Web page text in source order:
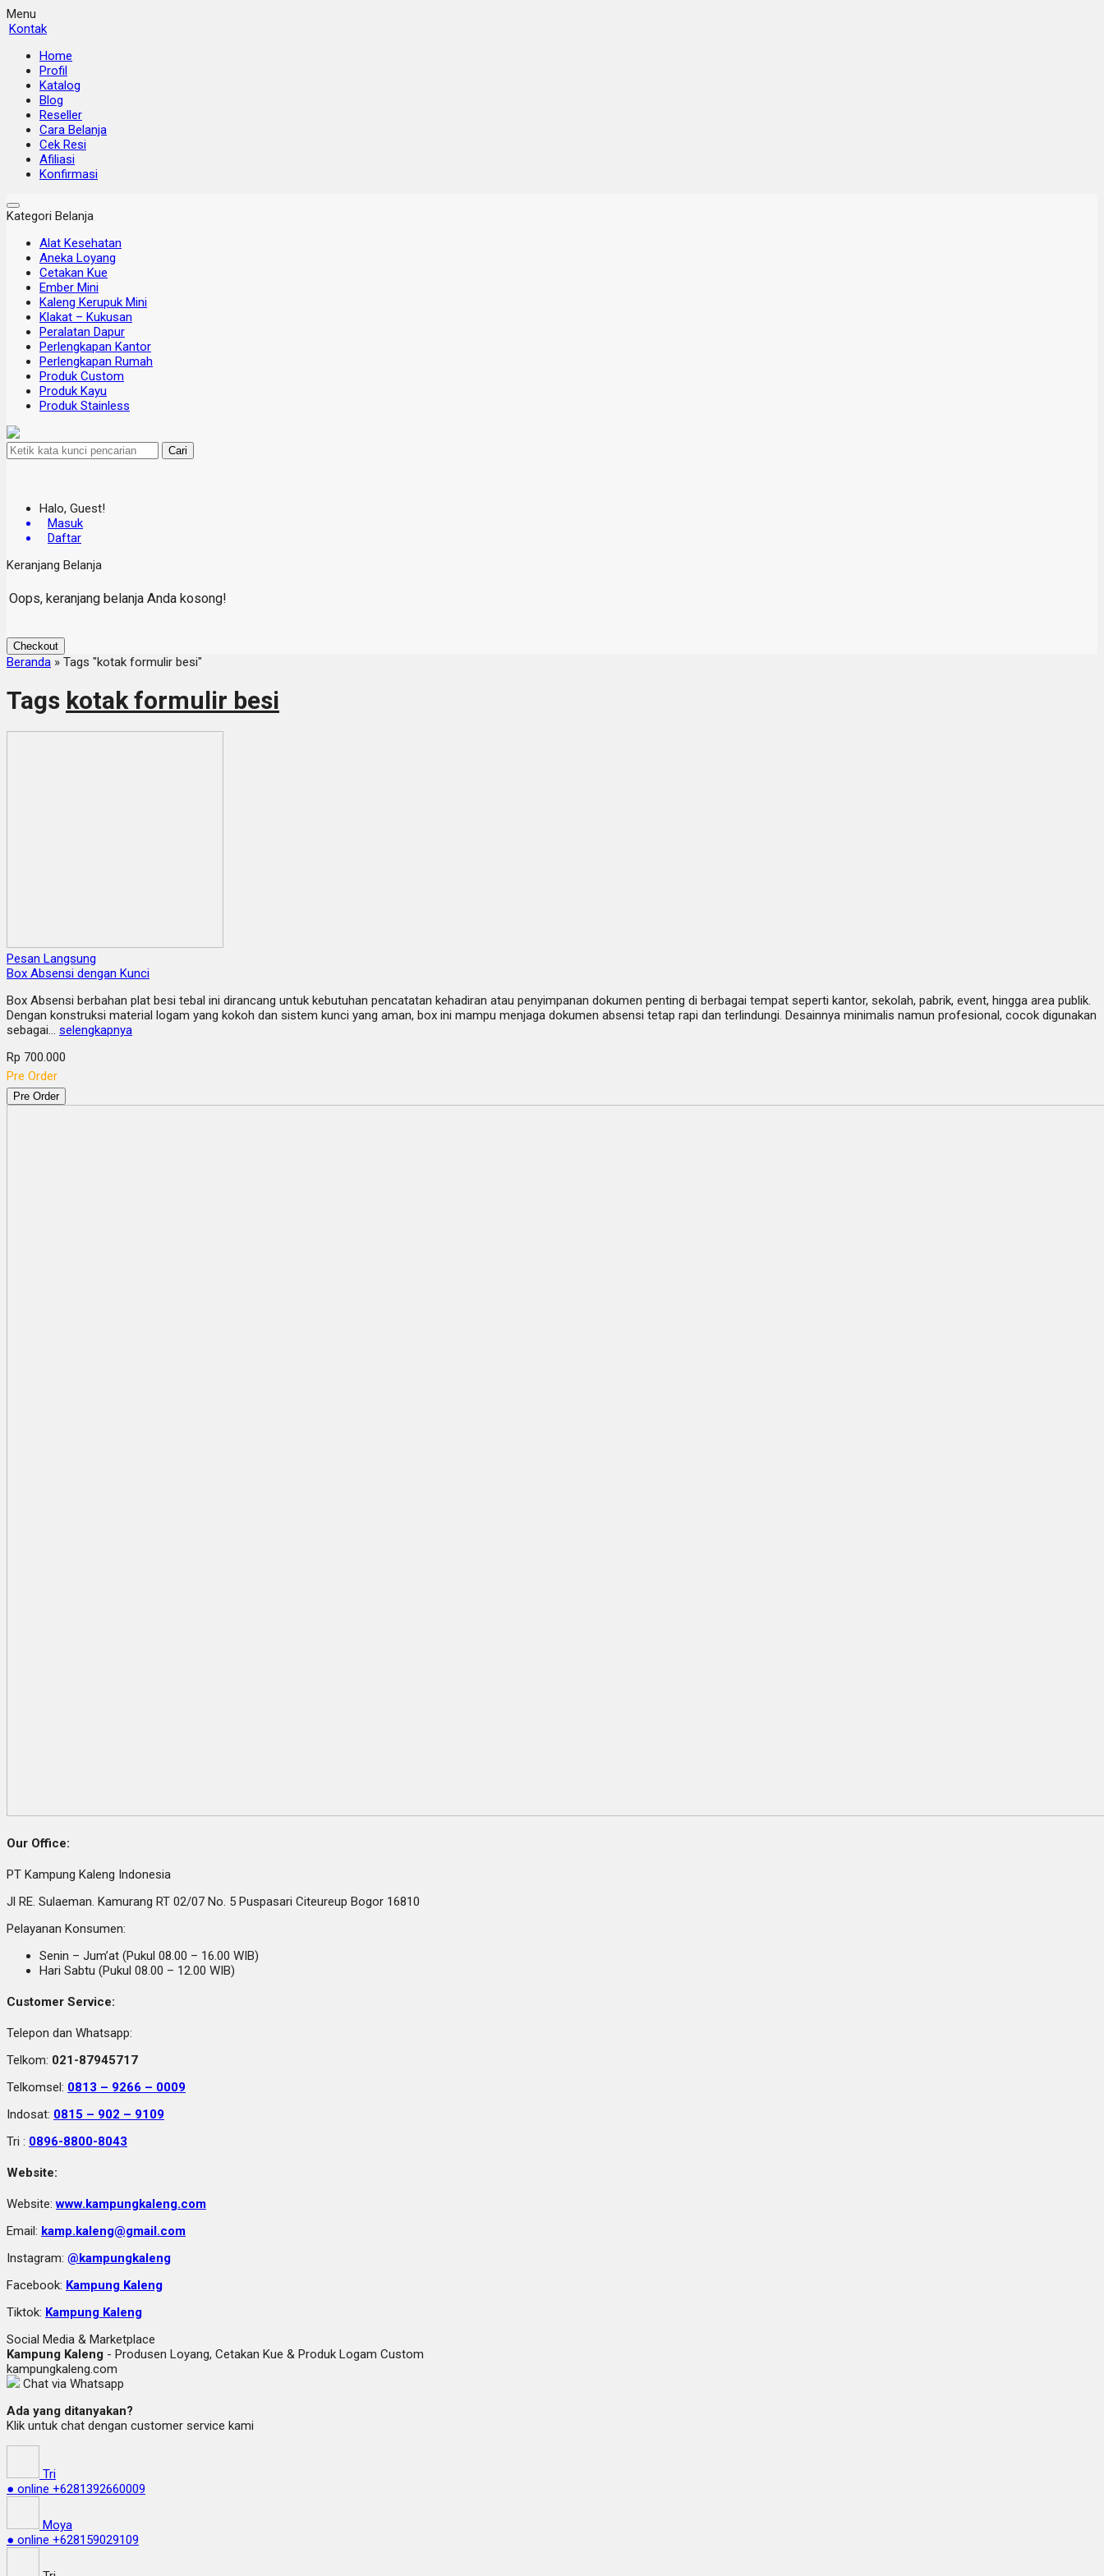
Menu
Kontak
Home
Profil
Katalog
Blog
Reseller
Cara Belanja
Cek Resi
Afiliasi
Konfirmasi
Kategori Belanja
Alat Kesehatan
Aneka Loyang
Cetakan Kue
Ember Mini
Kaleng Kerupuk Mini
Klakat – Kukusan
Peralatan Dapur
Perlengkapan Kantor
Perlengkapan Rumah
Produk Custom
Produk Kayu
Produk Stainless
Cari
Halo, Guest!
Masuk
Daftar
Keranjang Belanja
Oops, keranjang belanja Anda kosong!
Checkout
Beranda » Tags "kotak formulir besi"
Tags kotak formulir besi
Pesan Langsung
Box Absensi dengan Kunci
Box Absensi berbahan plat besi tebal ini dirancang untuk kebutuhan pencatatan kehadiran atau penyimpanan dokumen penting di berbagai tempat seperti kantor, sekolah, pabrik, event, hingga area publik.
Dengan konstruksi material logam yang kokoh dan sistem kunci yang aman, box ini mampu menjaga dokumen absensi tetap rapi dan terlindungi. Desainnya minimalis namun profesional, cocok digunakan
sebagai… selengkapnya
Rp 700.000
Pre Order
Pre Order
Our Office:
PT Kampung Kaleng Indonesia
Jl RE. Sulaeman. Kamurang RT 02/07 No. 5 Puspasari Citeureup Bogor 16810
Pelayanan Konsumen:
Senin – Jum’at (Pukul 08.00 – 16.00 WIB)
Hari Sabtu (Pukul 08.00 – 12.00 WIB)
Customer Service:
Telepon dan Whatsapp:
Telkom: 021-87945717
Telkomsel: 0813 – 9266 – 0009
Indosat: 0815 – 902 – 9109
Tri : 0896-8800-8043
Website:
Website:www.kampungkaleng.com
Email: kamp.kaleng@gmail.com
Instagram: @kampungkaleng
Facebook: Kampung Kaleng
Tiktok: Kampung Kaleng
Social Media & Marketplace
Kampung Kaleng - Produsen Loyang, Cetakan Kue & Produk Logam Custom
kampungkaleng.com
Chat via Whatsapp
Ada yang ditanyakan?
Klik untuk chat dengan customer service kami
Tri
● online +6281392660009
Moya
● online +628159029109